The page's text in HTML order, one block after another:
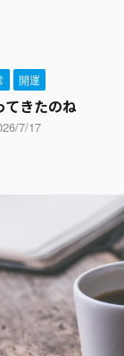
開運
てきたのね
7/17